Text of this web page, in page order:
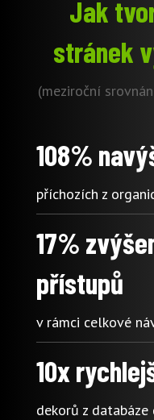
Jak
stránek
(meziroční
108%
příchozích z
17%
přístupů
v rámci celkové
10x
dekorů z